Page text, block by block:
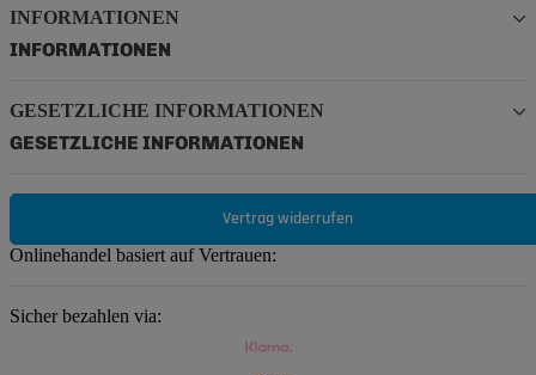
INFORMATIONEN
INFORMATIONEN
GESETZLICHE INFORMATIONEN
GESETZLICHE INFORMATIONEN
Vertrag widerrufen
Onlinehandel basiert auf Vertrauen:
Sicher bezahlen via: